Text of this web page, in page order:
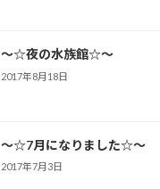
～☆夜の水族館☆～
2017年8月18日
～☆7月になりました☆～
2017年7月3日